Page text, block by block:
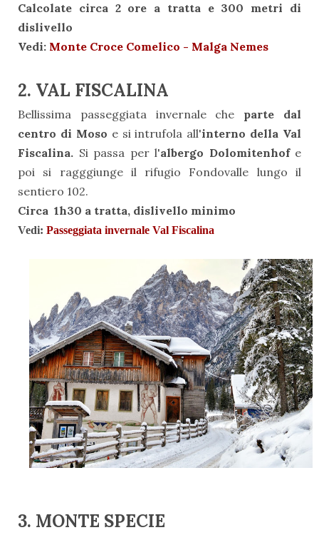
Calcolate circa 2 ore a tratta e 300 metri di
dislivello
Vedi: Monte Croce Comelico - Malga Nemes
2. VAL FISCALINA
Bellissima passeggiata invernale che parte dal
centro di Moso e si intrufola all'interno della Val
Fiscalina. Si passa per l'albergo Dolomitenhofe
poi si ragggiunge il rifugio Fondovalle lungo il
sentiero 102.
Circa 1h30 a tratta, dislivello minimo
Vedi: Passeggiata invernale Val Fiscalina
3. MONTE SPECIE